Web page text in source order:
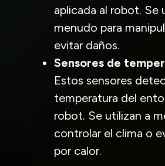
aplicada al robot. Se
menudo para
evitar daños.
Sensores de
Estos sensores
temperatura del
robot. Se utilizan a
controlar el clima o
por calor.